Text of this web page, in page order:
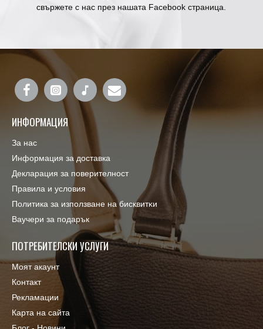
свържете с нас през нашата Facebook страница.
ИНФОРМАЦИЯ
За нас
Информация за доставка
Декларация за поверителност
Правила и условия
Πoлитика зa изпoлзвaнe нa бисквитĸи
Ваучери за подарък
ПОТРЕБИТЕЛСКИ УСЛУГИ
Моят акаунт
Контакт
Рекламации
Карта на сайта